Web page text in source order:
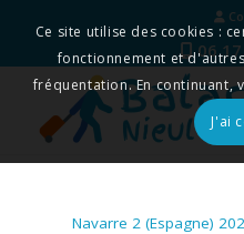
06 17
Navarre 2 (Espagne)
Ce site utilise des cookies :
fonctionnement et
fréquentation. En continuant,
J'ai